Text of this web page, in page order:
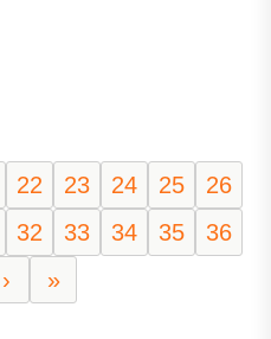
22 23 24 25
26
32 33 34 35
36
› »